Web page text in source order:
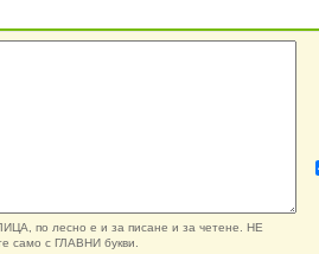
по лесно е и за писане и за четене. НЕ
само с ГЛАВНИ букви.